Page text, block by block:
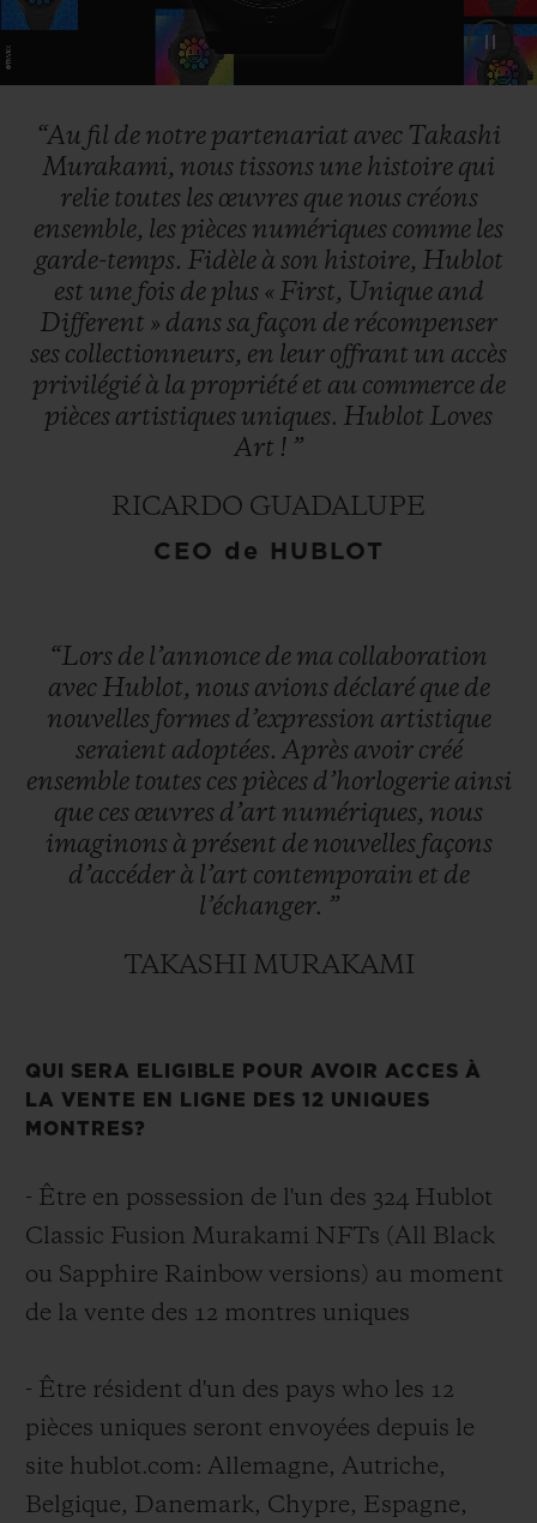
“Au fil de notre partenariat avec Takashi
Murakami, nous tissons une histoire qui
relie toutes les œuvres que nous créons
ensemble, les pièces numériques comme les
garde-temps. Fidèle à son histoire, Hublot
est une fois de plus « First, Unique and
Different » danssa façon de récompenser
ses collectionneurs, en leur offrant un accès
privilégié à la propriété et au commerce de
pièces artistiques uniques. Hublot Loves
Art ! ”
RICARDO GUADALUPE
CEO de HUBLOT
“Lors de l’annonce de ma collaboration
avec Hublot, nous avions déclaré que de
nouvelles formes d’expression artistique
seraient adoptées. Après avoir créé
ensemble toutes ces pièces d’horlogerie ainsi
que ces œuvres d’art numériques, nous
imaginons à présent de nouvelles façons
d’accéder à l’art contemporain et de
l’échanger. ”
TAKASHI MURAKAMI
QUI SERA ELIGIBLE POUR AVOIR ACCES À
LA VENTE EN LIGNE DES 12 UNIQUES
MONTRES?
- Être en possession de l'un des 324 Hublot
Classic Fusion Murakami NFTs (All Black
ou Sapphire Rainbow versions) au moment
de la vente des 12 montres uniques
- Être résident d'un des pays who les 12
pièces uniques seront envoyées depuis le
site hublot.com: Allemagne, Autriche,
Belgique, Danemark, Chypre, Espagne,